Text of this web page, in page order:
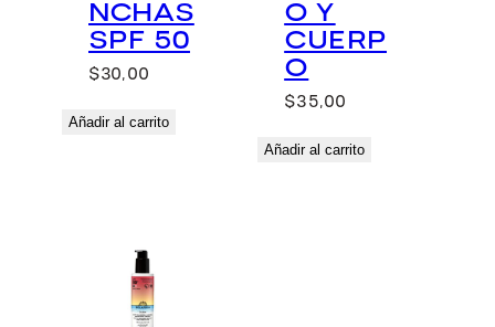
NCHAS
SPF 50
$30,00
Añadir al carrito
O Y
CUERP
O
$35,00
Añadir al carrito